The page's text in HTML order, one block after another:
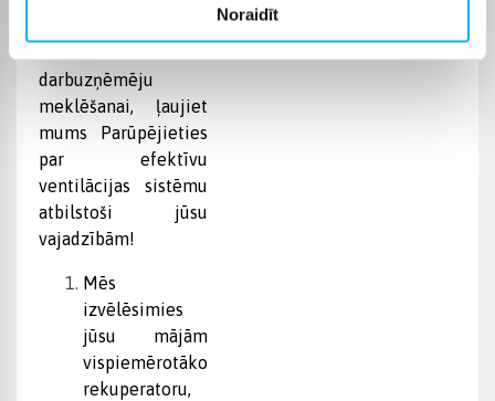
Noraidīt
darbuzņēmēju
meklēšanai, ļaujiet
mums Parūpējieties
par efektīvu
ventilācijas sistēmu
atbilstoši jūsu
vajadzībām!
Mēs
izvēlēsimies
jūsu mājām
vispiemērotāko
rekuperatoru,
-